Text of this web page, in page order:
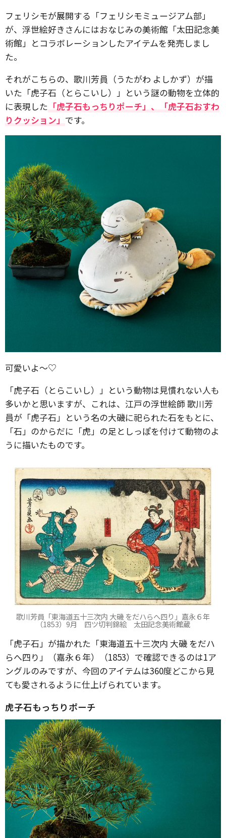
フェリシモが展開する「フェリシモミュージアム部」
が、浮世絵好きさんにはおなじみの美術館「太田記念美
術館」とコラボレーションしたアイテムを発売しまし
た。
それがこちらの、歌川芳員（うたがわ よしかず）が描
いた「虎子石（とらこいし）」という謎の動物を立体的
に表現した 「虎子石もっちりポーチ」、「虎子石おすわ
りクッション」 です。
可愛いよ〜♡
「虎子石（とらこいし）」という動物は見慣れない人も
多いかと思いますが、これは、江戸の浮世絵師 歌川芳
員が「虎子石」という名の大磯に祀られた石をもとに、
「石」のからだに「虎」の足としっぽを付けて動物のよ
うに描いたものです。
歌川芳員「東海道五十三次内 大磯 をだハらへ四り」嘉永６年
（1853）9月 四ツ切判錦絵 太田記念美術館蔵
「虎子石」が描かれた「東海道五十三次内 大磯 をだハ
らへ四り」（嘉永６年）（1853）で確認できるのは1ア
ングルのみですが、今回のアイテムは360度どこから見
ても愛されるように仕上げられています。
虎子石もっちりポーチ